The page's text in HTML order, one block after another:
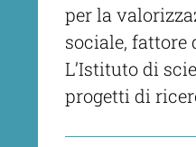
per la
sociale, fattore
L’Istituto di
progetti di